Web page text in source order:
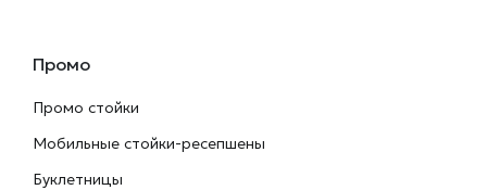
Промо
Промо стойки
Мобильные стойки-ресепшены
Буклетницы